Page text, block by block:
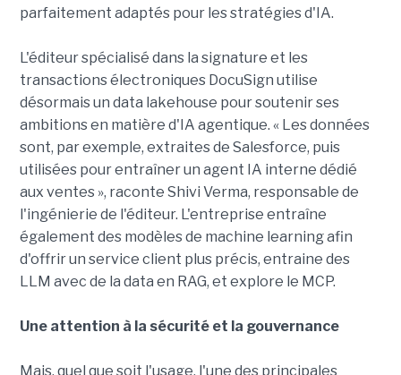
parfaitement adaptés pour les stratégies d'IA.
L'éditeur spécialisé dans la signature et les
transactions électroniques DocuSign utilise
désormais un data lakehouse pour soutenir ses
ambitions en matière d'IA agentique. « Les données
sont, par exemple, extraites de Salesforce, puis
utilisées pour entraîner un agent IA interne dédié
aux ventes », raconte Shivi Verma, responsable de
l'ingénierie de l'éditeur. L'entreprise entraîne
également des modèles de machine learning afin
d'offrir un service client plus précis, entraine des
LLM avec de la data en RAG, et explore le MCP.
Une attention à la sécurité et la gouvernance
Mais, quel que soit l'usage, l'une des principales